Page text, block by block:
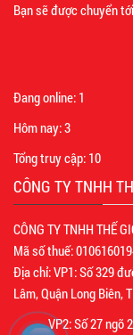
Bạn sẽ được chuyển
Đang online: 1
Hôm nay:3
Tổng truy cập: 10
CÔNG TY TNHH
CÔNG TY TNHH THẾ
Mã số thuế:
Địa chỉ: VP1: Số 329
Lâm, Quận Long Biên,
VP2: Số 27 ngõ 242